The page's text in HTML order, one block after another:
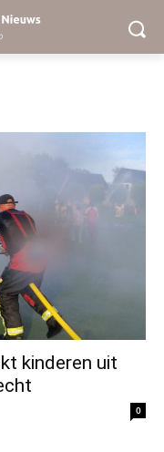
kinderen uit
0